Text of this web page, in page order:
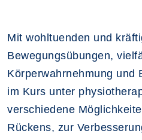
Mit wohltuenden und
Bewegungsübungen,
Körperwahrnehmung und
im Kurs unter
verschiedene
Rückens, zur